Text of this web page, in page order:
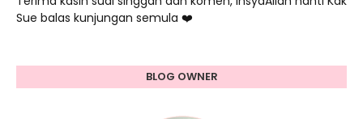
Sue balas kunjungan semula ❤️
BLOG OWNER